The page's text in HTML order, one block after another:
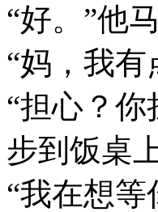
“好。”他
“妈，我
“担心？
步到饭桌上
“我在想